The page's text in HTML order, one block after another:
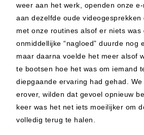
weer aan het werk, openden onze
aan dezelfde oude
met onze routines alsof er niets was
onmiddellijke “nagloed” duurde nog
maar daarna voelde het meer alsof
te bootsen hoe het was om iemand
diepgaande ervaring had gehad.
erover, wilden dat gevoel opnieuw
keer was het net iets moeilijker om
volledig terug te halen.